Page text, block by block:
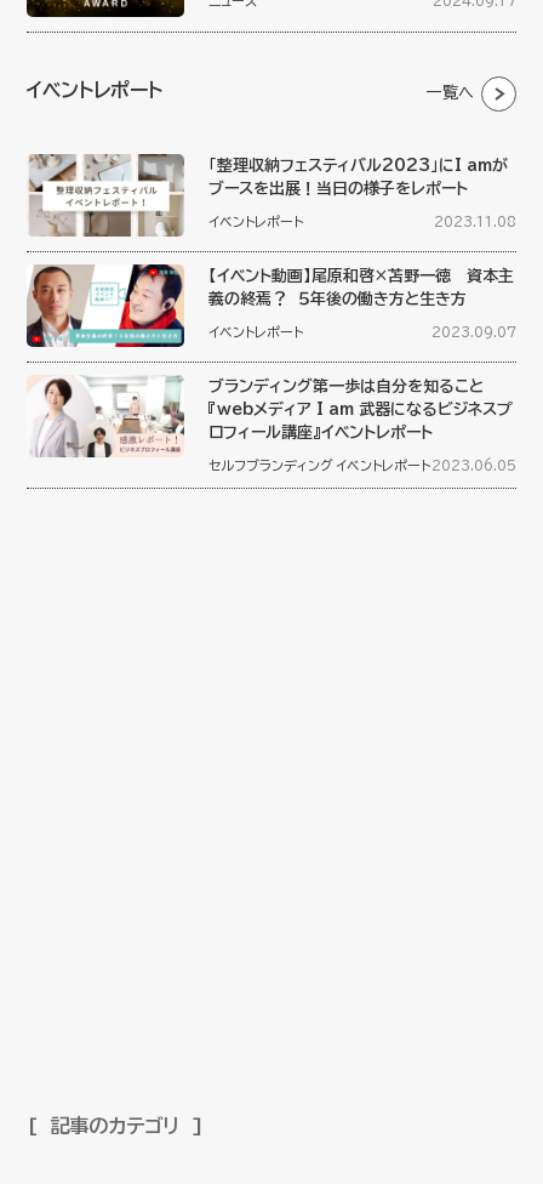
イベントレポート 一覧へ
「整理収納フェスティバル2023」にI amが
ブースを出展！当日の様子をレポート
イベントレポート 2023.11.08
【イベント動画】尾原和啓×苫野一徳 資本主
義の終焉？ ５年後の働き方と生き方
イベントレポート 2023.09.07
ブランディング第一歩は自分を知ること
『webメディア I am 武器になるビジネスプ
ロフィール講座』イベントレポート
セルフブランディング イベントレポート 2023.06.05
記事のカテゴリ